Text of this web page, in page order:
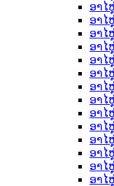
ອາໄ
ອາໄ
ອາໄ
ອາໄ
ອາໄ
ອາໄ
ອາໄ
ອາໄ
ອາໄ
ອາໄ
ອາໄ
ອາໄ
ອາໄ
ອາໄ